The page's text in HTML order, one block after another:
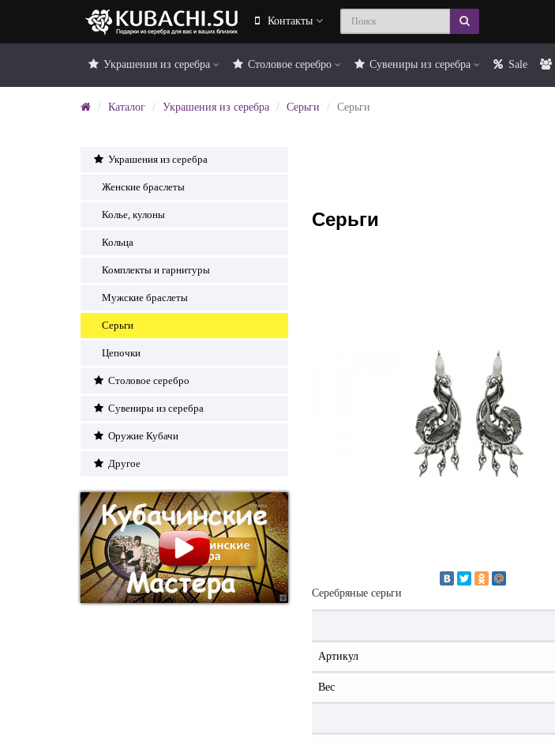
Контакты
Украшения из серебра Столовое серебро Сувениры из серебра Sale
Каталог Украшения из серебра Серьги Серьги
Украшения из серебра
Женские браслеты
Колье, кулоны
Кольца
Комплекты и гарнитуры
Мужские браслеты
Серьги
Цепочки
Столовое серебро
Сувениры из серебра
Оружие Кубачи
Другое
Серьги
Серебряные серьги
Артикул
Вес